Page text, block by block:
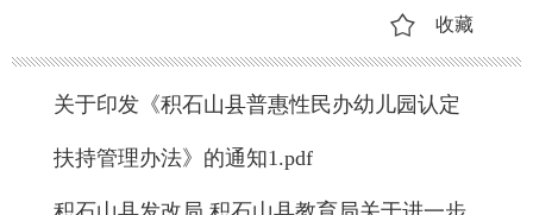
收藏
关于印发《积石山县普惠性民办幼儿园认定
扶持管理办法》的通知1.pdf